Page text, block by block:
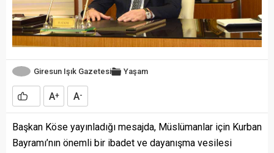
Giresun Işık Gazetesi Yaşam
A+ A-
Başkan Köse yayınladığı mesajda, Müslümanlar için Kurban
Bayramı’nın önemli bir ibadet ve dayanışma vesilesi